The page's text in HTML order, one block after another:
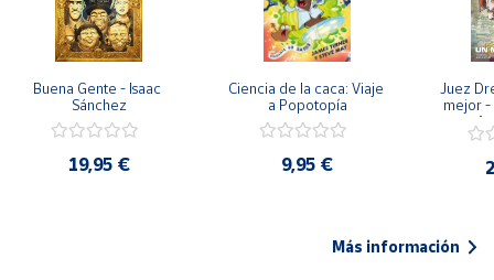
Buena Gente - Isaac
Sánchez
19,95 €
Ciencia de la caca: Viaje
a Popotopía
9,95 €
Juez
mejor -
Más información